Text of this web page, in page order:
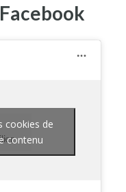
cookies de
contenu